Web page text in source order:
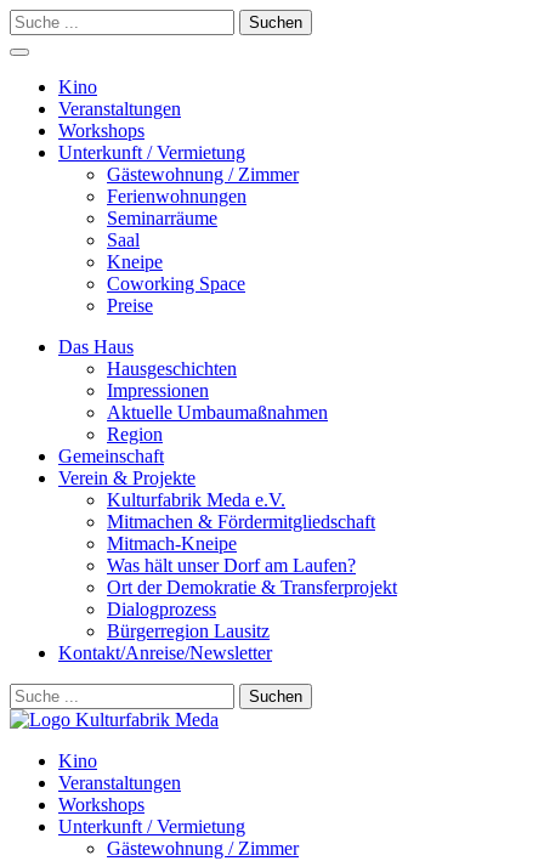
Suchen
Kino
Veranstalt­ungen
Workshops
Unterkunft / Vermietung
Gäste­wohnung / Zimmer
Ferien­wohnungen
Seminarräume
Saal
Kneipe
Coworking Space
Preise
Das Haus
Hausgeschichten
Impressionen
Aktuelle Umbaumaßnahmen
Region
Gemeinschaft
Verein & Projekte
Kulturfabrik Meda e.V.
Mitmachen & Fördermitgliedschaft
Mitmach-Kneipe
Was hält unser Dorf am Laufen?
Ort der Demokratie & Transferprojekt
Dialogprozess
Bürgerregion Lausitz
Kontakt/Anreise/Newsletter
Suchen
Kino
Veranstalt­ungen
Workshops
Unterkunft / Vermietung
Gäste­wohnung / Zimmer